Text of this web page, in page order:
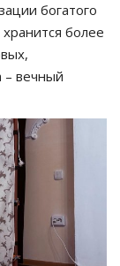
богатого
более
– вечный